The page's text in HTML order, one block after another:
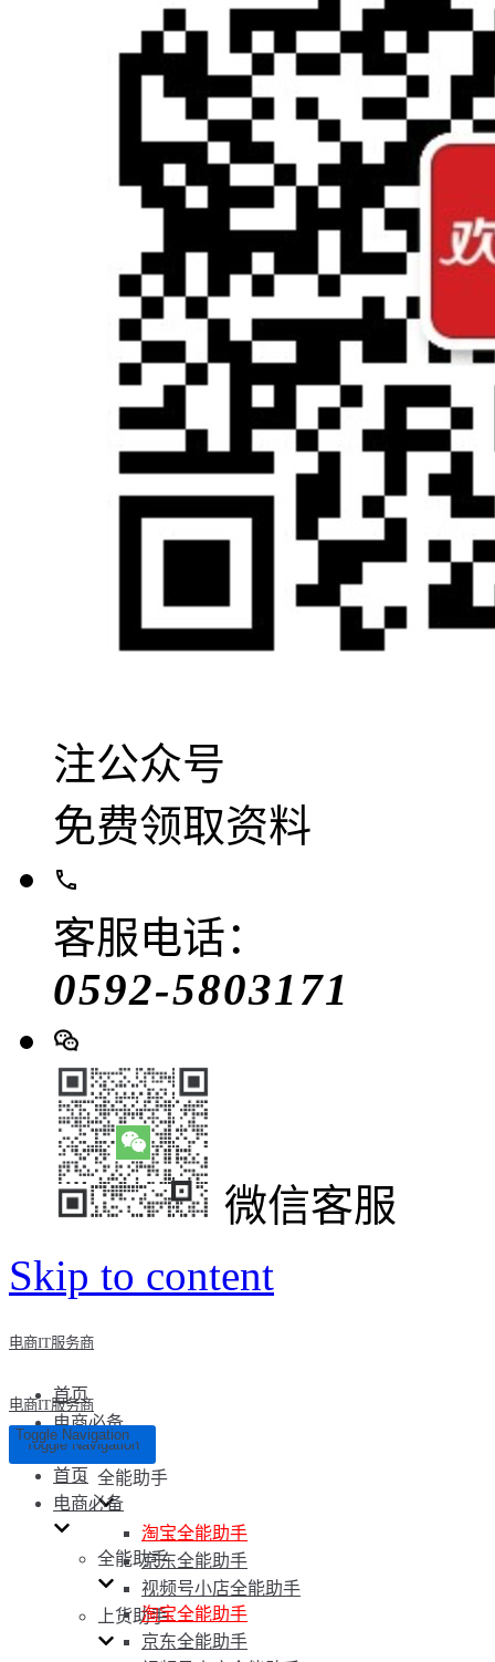
注公众号
免费领取资料
客服电话：
0592-5803171
微信客服
Skip to content
电商IT服务商
首页
电商必备
全能助手
淘宝全能助手
京东全能助手
视频号小店全能助手
上货助手
电商IT服务商
Toggle Navigation
Toggle Navigation
首页
电商必备
全能助手
淘宝全能助手
京东全能助手